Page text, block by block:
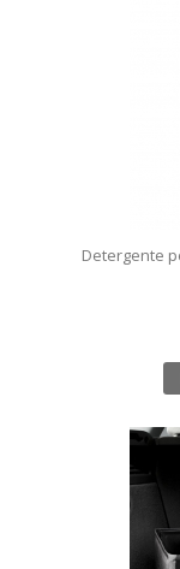
Detergente